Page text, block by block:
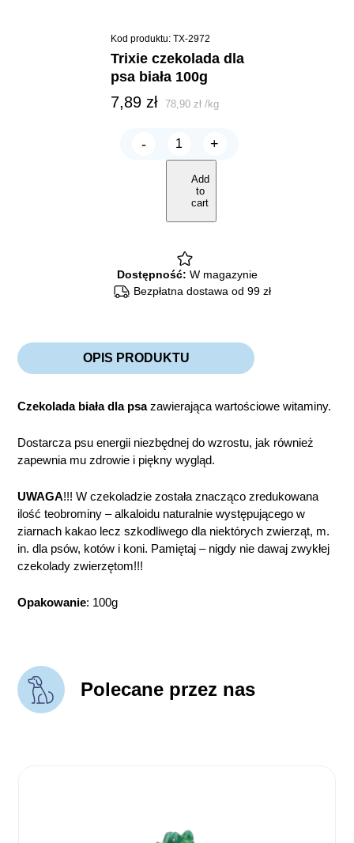
Kod produktu: TX-2972
trixie czekolada dla
psa biała 100g
7,89 zł 78,90zł /kg
-
TRIXIE
CZEKOLADA
psa
BIAŁA
100g
quantity
+
Add
to
cart
Dostępność: W magazynie
Bezpłatna dostawa od 99 zł
OPIS PRODUKTU
Czekolada biała dla psazawierająca wartościowe witaminy.
Dostarcza psu energii niezbędnej do wzrostu, jak również
zapewnia mu zdrowie i piękny wygląd.
UWAGA!!! W czekoladzie została znacząco zredukowana
ilość teobrominy – alkaloidu naturalnie występującego w
ziarnach kakao lecz szkodliwego dla niektórych zwierząt, m.
in. dla psów, kotów i koni. Pamiętaj – nigdy nie dawaj zwykłej
czekolady zwierzętom!!!
Opakowanie: 100g
Polecane przez nas